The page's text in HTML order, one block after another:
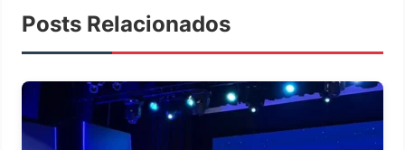
Posts Relacionados